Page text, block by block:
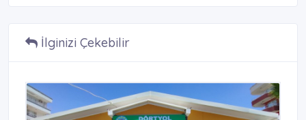
İlginizi Çekebilir